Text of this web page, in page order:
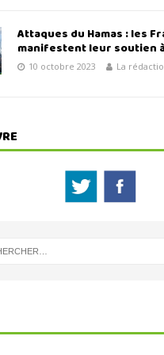
Attaques du Hamas : les
manifestent leur soutien
10 octobre 2023 La